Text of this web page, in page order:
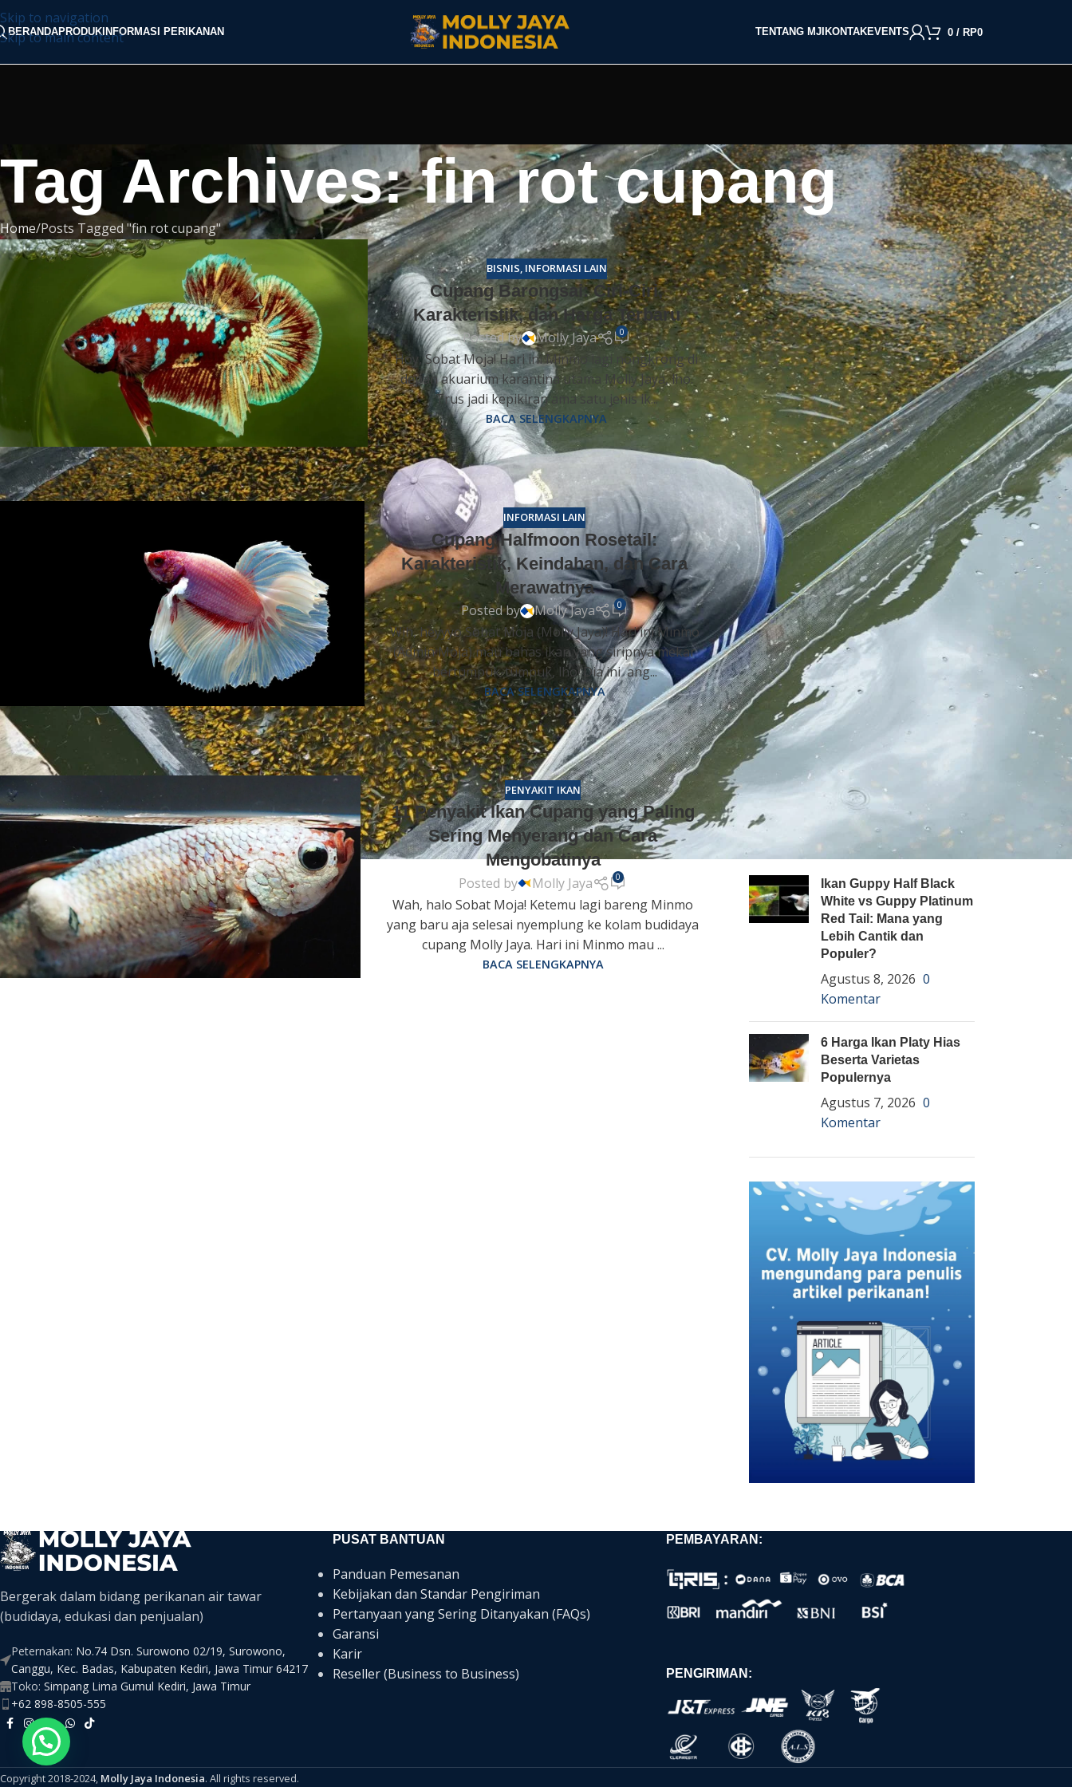
Skip to navigation
Skip to main content
BERANDAPRODUK INFORMASI PERIKANAN TENTANG MJI KONTAKEVENTS 0 / RP0
Tag Archives: fin rot cupang
Home Posts Tagged "fin rot cupang"
BISNIS, INFORMASI LAIN
Cupang Barongsai: Ciri-Ciri,
Karakteristik, dan Harga Terbaru
Posted by Molly Jaya 0
Hoy, Sobat Moja! Hari ini Minmo lagi nongkrong di
depan akuarium karantina utama Molly Jaya, lho.
Trus jadi kepikiran ama satu jenis ik...
BACA SELENGKAPNYA
INFORMASI LAIN
Cupang Halfmoon Rosetail:
Karakteristik, Keindahan, dan Cara
Merawatnya
Posted by Molly Jaya 0
Wih, heyyyo Sobat Moja (Molly Jaya)! Hari ini Minmo
(Admin Moja) mau bahas ikan yang siripnya mekar
bertumpuk-tumpuk, lho! Dia ini ang...
BACA SELENGKAPNYA
PENYAKIT IKAN
11 Penyakit Ikan Cupang yang Paling
Sering Menyerang dan Cara
Mengobatinya
Posted by Molly Jaya 0
Wah, halo Sobat Moja! Ketemu lagi bareng Minmo
yang baru aja selesai nyemplung ke kolam budidaya
cupang Molly Jaya. Hari ini Minmo mau ...
BACA SELENGKAPNYA
BACA BERDASARKAN JENIS IKAN
Cupang
Molly
Channa
Koi
Koki
Guppy
Platy
Glofish
Danio
Manfish
Discuss
Palmas
Kura-kura
KATEGORI
Berita
Bisnis
Budidaya
Event
Informasi Lain
Pembenihan Ikan
Pembesaran Ikan
Penyakit Ikan
Teknologi dan Inovasi
ARTIKEL TERBARU
Ikan Guppy Half Black
White vs Guppy Platinum
Red Tail: Mana yang
Lebih Cantik dan
Populer?
Agustus 8, 2026 0
Komentar
6 Harga Ikan Platy Hias
Beserta Varietas
Populernya
Agustus 7, 2026 0
Komentar
Bergerak dalam bidang perikanan air tawar
(budidaya, edukasi dan penjualan)
Peternakan: No.74 Dsn. Surowono 02/19, Surowono,
Canggu, Kec. Badas, Kabupaten Kediri, Jawa Timur 64217
Toko: Simpang Lima Gumul Kediri, Jawa Timur
+62 898-8505-555
PUSAT BANTUAN
Panduan Pemesanan
Kebijakan dan Standar Pengiriman
Pertanyaan yang Sering Ditanyakan (FAQs)
Garansi
Karir
Reseller (Business to Business)
PEMBAYARAN:
PENGIRIMAN:
Copyright 2018-2024, Molly Jaya Indonesia. All rights reserved.